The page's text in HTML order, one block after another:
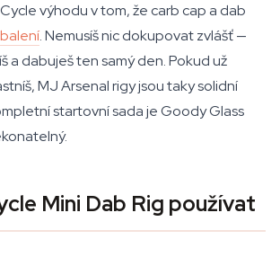
výhodu v tom, že carb cap a dab
balení. Nemusíš nic dokupovat zvlášť —
a dabuješ ten samý den. Pokud už
MJ Arsenal rigy jsou taky solidní
startovní sada je Goody Glass
Mini Dab Rig používat